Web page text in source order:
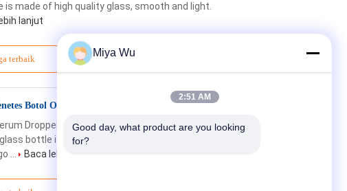
terbaik
made of high quality glass, smooth and light.
lanjut
Botol OEM Lukisan Ungu
Dropper Bottle For Cosmetic Packaging
bottle is made of high quality glass, smooth
...
Baca lebih lanjut
Miya Wu
2:51 AM
Good day, what product are you looking
for?